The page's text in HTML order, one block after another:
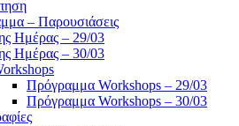
– Παρουσιάσεις
Ημέρας – 29/03
Ημέρας – 30/03
Πρόγραμμα Workshops – 29/03
Πρόγραμμα Workshops – 30/03